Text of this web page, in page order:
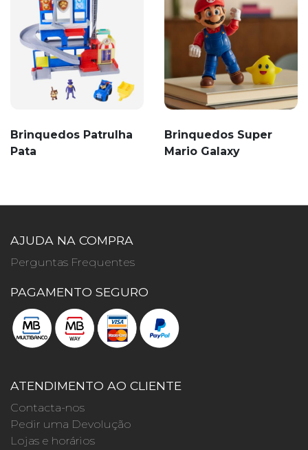
Brinquedos Patrulha
Pata
Brinquedos Super
Mario Galaxy
AJUDA NA COMPRA
Perguntas Frequentes
PAGAMENTO SEGURO
ATENDIMENTO AO CLIENTE
Contacta-nos
Pedir uma Devolução
Lojas e horários